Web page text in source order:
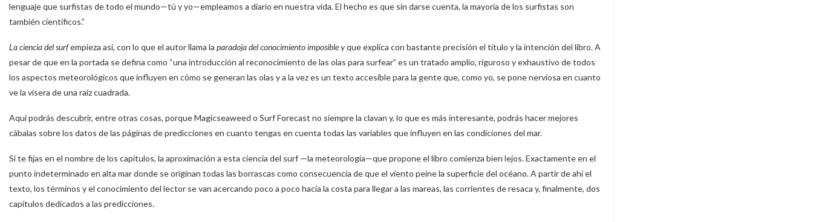
lenguaje que surfistas de todo el mundo—tú y yo—empleamos a diario en nuestra vida. El hecho es que sin darse cuenta, la mayoría de los surfistas son
también científicos.”
La ciencia del surfempieza así, con lo que el autor llama la paradoja del conocimiento imposibley que explica con bastante precisión el título y la intención del libro. A
pesar de que en la portada se defina como “una introducción al reconocimiento de las olas para surfear” es un tratado amplio, riguroso y exhaustivo de todos
los aspectos meteorológicos que influyen en cómo se generan las olas y a la vez es un texto accesible para la gente que, como yo, se pone nerviosa en cuanto
ve la visera de una raíz cuadrada.
Aquí podrás descubrir, entre otras cosas, porque Magicseaweed o Surf Forecast no siempre la clavan y, lo que es más interesante, podrás hacer mejores
cábalas sobre los datos de las páginas de predicciones en cuanto tengas en cuenta todas las variables que influyen en las condiciones del mar.
Si te fijas en el nombre de los capítulos, la aproximación a esta ciencia del surf —la meteorología—que propone el libro comienza bien lejos. Exactamente en el
punto indeterminado en alta mar donde se originan todas las borrascas como consecuencia de que el viento peine la superficie del océano. A partir de ahí el
texto, los términos y el conocimiento del lector se van acercando poco a poco hacia la costa para llegar a las mareas, las corrientes de resaca y, finalmente, dos
capítulos dedicados a las predicciones.